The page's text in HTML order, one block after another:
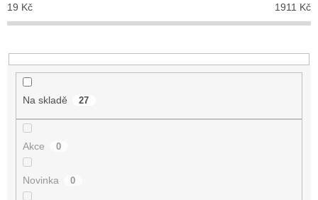
k
t
19 Kč 1911 Kč
Na skladě 27
Akce 0
Novinka 0